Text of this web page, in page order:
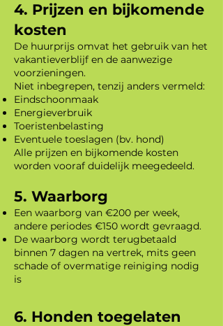
4. Prijzen en bijkomende
kosten
De huurprijs omvat het gebruik van het
vakantieverblijf en de aanwezige
voorzieningen.
Niet inbegrepen, tenzij anders vermeld:
Eindschoonmaak
Energieverbruik
Toeristenbelasting
Eventuele toeslagen (bv. hond)
Alle prijzen en bijkomende kosten
worden vooraf duidelijk meegedeeld.
5. Waarborg
Een waarborg van €200 per week,
andere periodes €150 wordt gevraagd.
De waarborg wordt terugbetaald
binnen 7 dagen na vertrek, mits geen
schade of overmatige reiniging nodig
is​
6. Honden toegelaten